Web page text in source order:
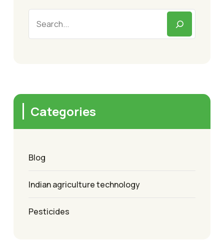
Categories
Blog
Indian agriculture technology
Pesticides